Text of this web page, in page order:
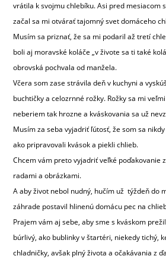
vrátila k svojmu chlebíku. Asi pred mesiacom
začal sa mi otvárať tajomný svet domáceho
Musím sa priznať, že sa mi podaril až tretí
boli aj moravské koláče „v živote sa ti také
obrovská pochvala od manžela.
Včera som zase strávila deň v kuchyni a
buchtičky a celozrnné rožky. Rožky sa mi
neberiem tak hrozne a kváskovania sa už
Musím za seba vyjadriť ľútosť, že som sa
ako pripravovali kvások a piekli chlieb.
Chcem vám preto vyjadriť veľké poďakovanie
radami a obrázkami.
A aby život nebol nudný, hučím už týždeň do
záhrade postavil hlinenú domácu pec na
Prajem vám aj sebe, aby sme s kváskom
búrlivý, ako bublinky v štartéri, niekedy tichý,
chladničky, avšak plný života a očakávania z